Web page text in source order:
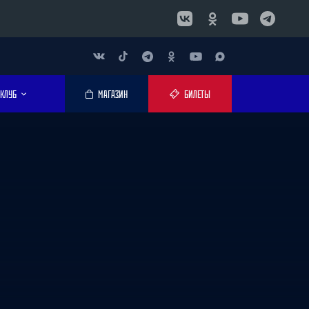
КЛУБ МАГАЗИН БИЛЕТЫ